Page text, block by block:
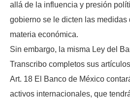
allá de la influencia y presión
gobierno se le dicten las medidas
materia económica.
Sin embargo, la misma Ley del
Transcribo completos sus
Art. 18 El Banco de México
activos internacionales, que